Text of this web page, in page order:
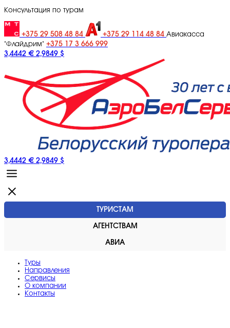
Консультация по турам
+375 29 508 48 84 +375 29 114 48 84 Авиакасса
"Флайдрим" +375 17 3 666 999
3,4442 € 2,9849 $
3,4442 € 2,9849 $
ТУРИСТАМ
АГЕНТСТВАМ
АВИА
Туры
Направления
Сервисы
O компании
Контакты